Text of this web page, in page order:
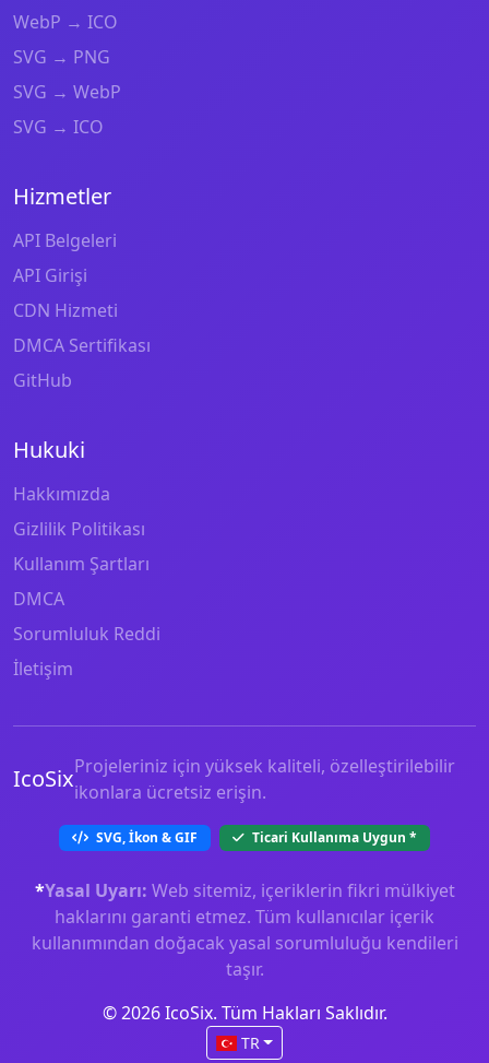
WebP → ICO
SVG → PNG
SVG → WebP
SVG → ICO
Hizmetler
API Belgeleri
API Girişi
CDN Hizmeti
DMCA Sertifikası
GitHub
Hukuki
Hakkımızda
Gizlilik Politikası
Kullanım Şartları
DMCA
Sorumluluk Reddi
İletişim
IcoSixProjeleriniz için yüksek kaliteli, özelleştirilebilir
ikonlara ücretsiz erişin.
SVG, İkon & GIF Ticari Kullanıma Uygun *
*Yasal Uyarı: Web sitemiz, içeriklerin fikri mülkiyet
haklarını garanti etmez. Tüm kullanıcılar içerik
kullanımından doğacak yasal sorumluluğu kendileri
taşır.
© 2026 IcoSix. Tüm Hakları Saklıdır.
TR